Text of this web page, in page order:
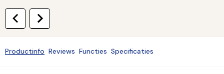
Productinfo Reviews Functies Specificaties